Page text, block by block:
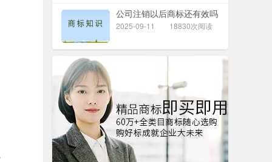
公司注销以后商标还有效吗
2025-09-11 18830次阅读